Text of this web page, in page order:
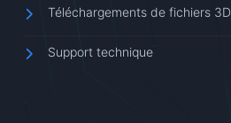
Téléchargements de fichiers 3D
Support technique